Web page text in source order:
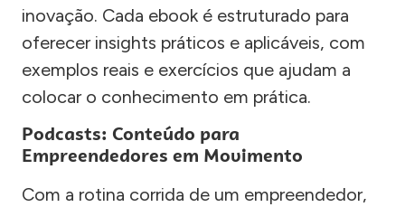
inovação. Cada ebook é estruturado para
oferecer insights práticos e aplicáveis, com
exemplos reais e exercícios que ajudam a
colocar o conhecimento em prática.
Podcasts: Conteúdo para
Empreendedores em Movimento
Com a rotina corrida de um empreendedor,